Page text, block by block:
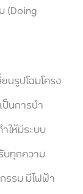
(Doing
นรูปโฉมโครง
ป็นการนำ
ให้มีระบบ
บทุกความ
รรม มีไฟฟ้า